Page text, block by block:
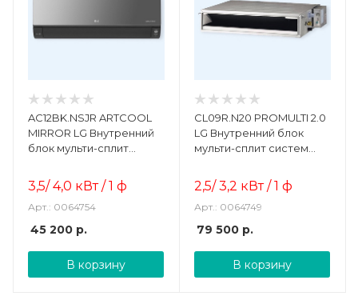
AC12BK.NSJR ARTCOOL
MIRROR LG Внутренний
блок мульти-сплит
3,5/ 4,0 кВт / 1 ф
Арт.: 0064754
45 200 р.
В корзину
CL09R.N20 PROMULTI 2.0
LG Внутренний блок
мульти-сплит систем
2,5/ 3,2 кВт / 1 ф
Арт.: 0064749
79 500 р.
В корзину